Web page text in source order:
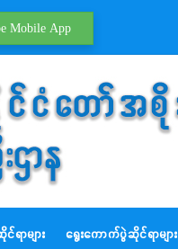
Mobile App
ာများ ရွေးကောက်ပွဲဆိုင်ရာများ